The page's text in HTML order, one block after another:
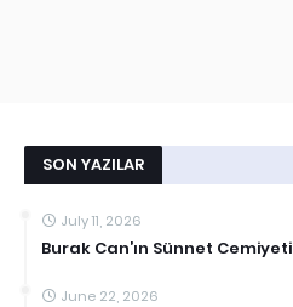
SON YAZILAR
July 11, 2026
Burak Can’ın Sünnet
June 22, 2026